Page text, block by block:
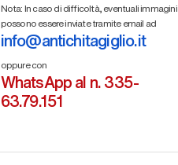
Nota: In caso di difficoltà, eventuali immagini
possono essere inviate tramite email ad
info@antichitagiglio.it
oppure con
WhatsApp al n. 335-
63.79.151